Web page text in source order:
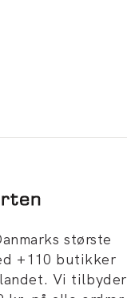
største
+110 butikker
Vi tilbyder